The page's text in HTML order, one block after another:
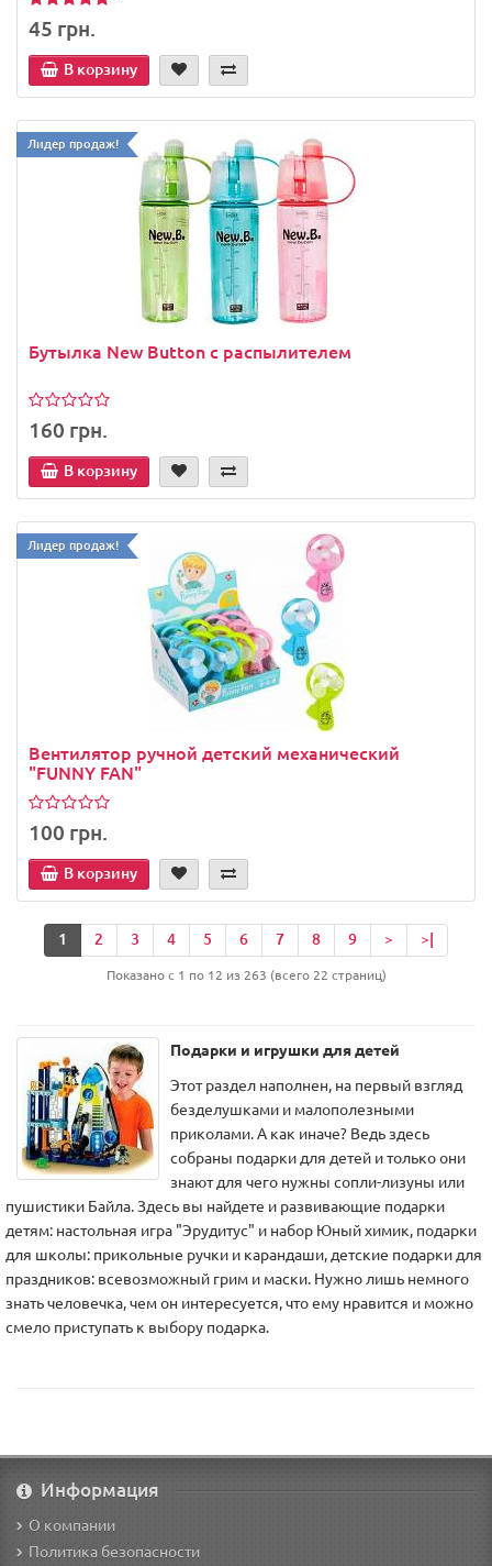
45 грн.
В корзину
Лидер продаж!
Бутылка New Button с распылителем
160 грн.
В корзину
Лидер продаж!
Вентилятор ручной детский механический
"FUNNY FAN"
100 грн.
В корзину
1 2 3 4 5 6 7 8 9 > >|
Показано с 1 по 12 из 263 (всего 22 страниц)
Подарки и игрушки для детей
Этот раздел наполнен, на первый взгляд
безделушками и малополезными
приколами. А как иначе? Ведь здесь
собраны подарки для детей и только они
знают для чего нужны сопли-лизуны или
пушистики Байла. Здесь вы найдете и развивающие подарки
детям: настольная игра "Эрудитус" и набор Юный химик, подарки
для школы: прикольные ручки и карандаши, детские подарки для
праздников: всевозможный грим и маски. Нужно лишь немного
знать человечка, чем он интересуется, что ему нравится и можно
смело приступать к выбору подарка.
Информация
О компании
Политика безопасности